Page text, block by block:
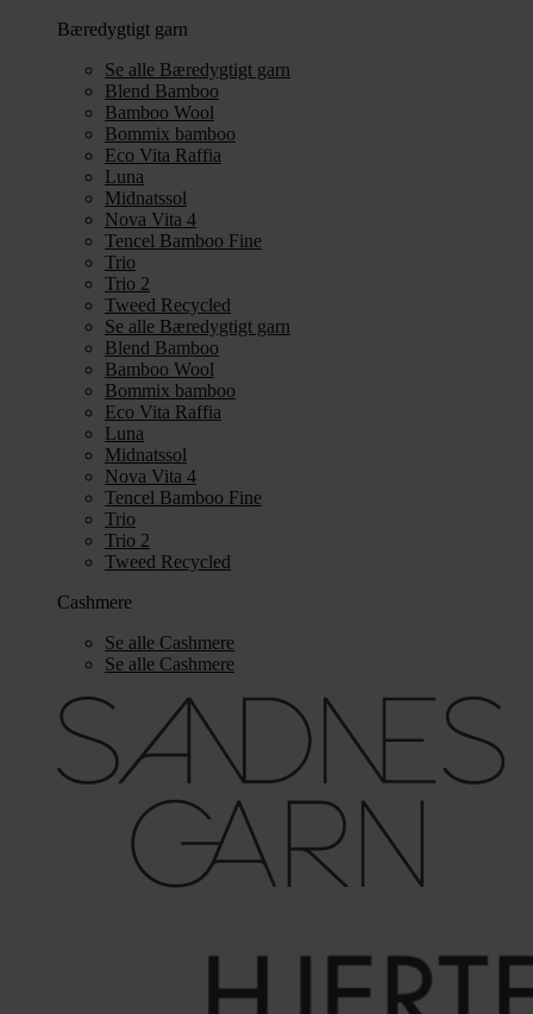
Bæredygtigt garn
Se alle Bæredygtigt garn
Blend Bamboo
Bamboo Wool
Bommix bamboo
Eco Vita Raffia
Luna
Midnatssol
Nova Vita 4
Tencel Bamboo Fine
Trio
Trio 2
Tweed Recycled
Se alle Bæredygtigt garn
Blend Bamboo
Bamboo Wool
Bommix bamboo
Eco Vita Raffia
Luna
Midnatssol
Nova Vita 4
Tencel Bamboo Fine
Trio
Trio 2
Tweed Recycled
Cashmere
Se alle Cashmere
Se alle Cashmere